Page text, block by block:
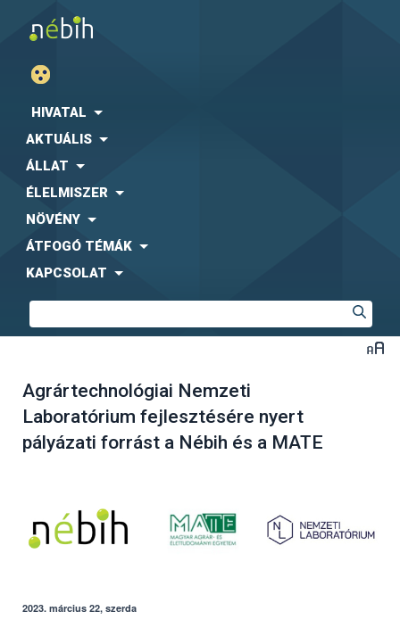
HIVATAL
AKTUÁLIS
ÁLLAT
ÉLELMISZER
NÖVÉNY
ÁTFOGÓ TÉMÁK
KAPCSOLAT
Agrártechnológiai Nemzeti
Laboratórium fejlesztésére nyert
pályázati forrást a Nébih és a MATE
2023. március 22, szerda